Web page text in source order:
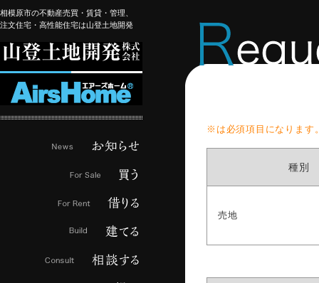
相模原市の不動産売買・賃貸・管理、
注文住宅・高性能住宅は山登土地開発
※は必須項目になります
種別
売地